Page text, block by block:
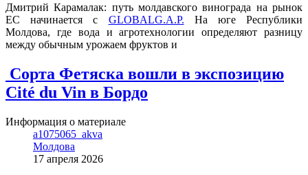
Дмитрий Карамалак: путь молдавского винограда на рынок
ЕС начинается с GLOBALG.A.P. На юге Республики
Молдова, где вода и агротехнологии определяют разницу
между обычным урожаем фруктов и
Сорта Фетяска вошли в экспозицию
Cité du Vin в Бордо
Информация о материале
a1075065_akva
Молдова
17 апреля 2026